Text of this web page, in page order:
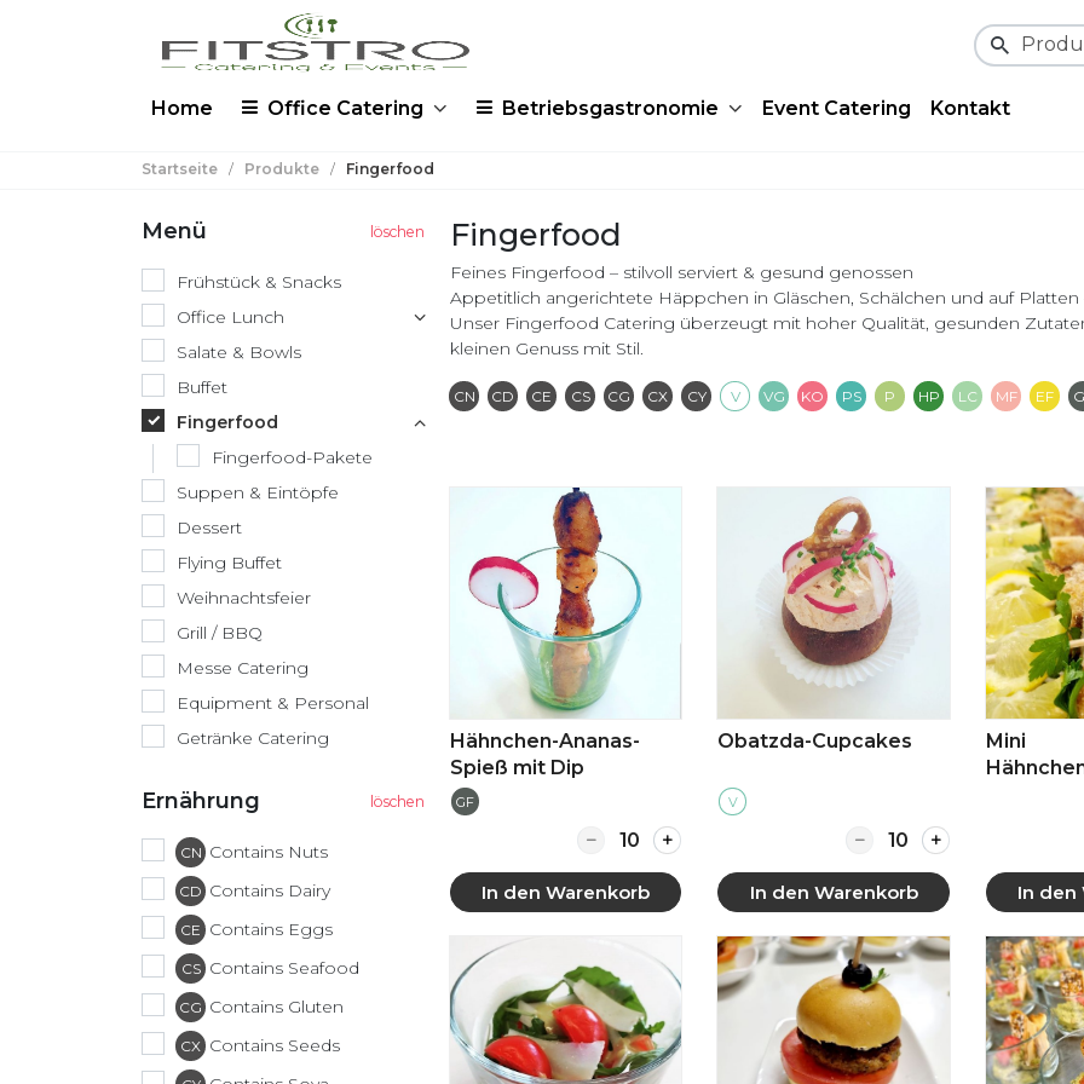
Home Office Catering Betriebsgastronomie Event Catering Kontakt
Startseite / Produkte / Fingerfood
Menü
Frühstück & Snacks
Office Lunch
Salate & Bowls
Buffet
Fingerfood
Fingerfood-Pakete
Suppen & Eintöpfe
Dessert
Flying Buffet
Weihnachtsfeier
Grill / BBQ
Messe Catering
Equipment & Personal
Getränke Catering
Ernährung
CN Contains Nuts
CD Contains Dairy
CE Contains Eggs
CS Contains Seafood
CG Contains Gluten
CX Contains Seeds
Fingerfood
Feines Fingerfood – stilvoll serviert & gesund genossen
Appetitlich angerichtete Häppchen in Gläschen, Schälchen und auf
Unser Fingerfood Catering überzeugt mit hoher Qualität, gesunden
kleinen Genuss mit Stil.
CN Contains Nuts
CD Contains Dairy
CE Contains Eggs
CS Contains Seafood
CG Contains Gluten
CX Contains Seeds
CY Contains Soya
V Vegetarisch
VG Vegan
KO Keto
PS Pescatarian
P Paleo
HP High Protein
LC Low Carb
MF EF
Mehr anzeigen
Hähnchen-Ananas-
Spieß mit Dip
GF
Quantity for Hähnchen-Ananas-Spieß mit Dip
In den Warenkorb
Mehr anzeigen
Obatzda-Cupcakes
V
Quantity for Obatzda-
In den Warenkorb
Mehr
Mini
In den